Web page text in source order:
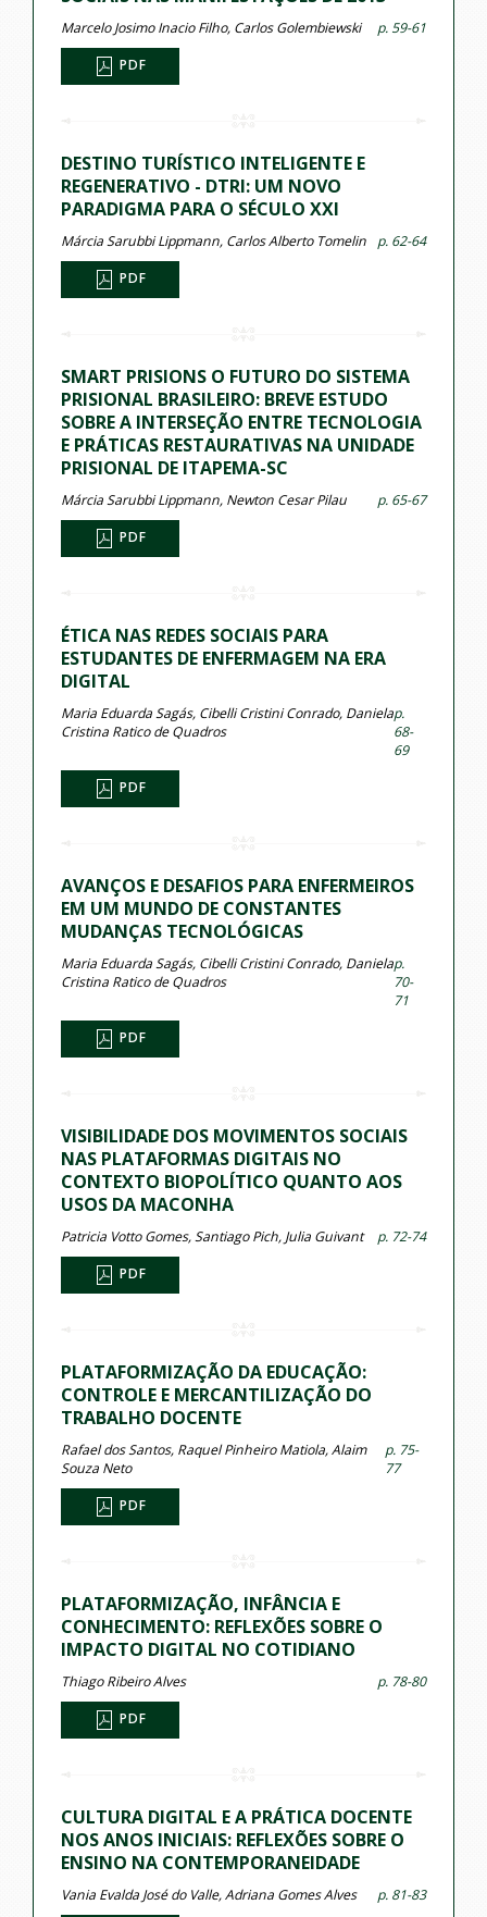
Marcelo Josimo Inacio Filho, Carlos Golembiewski p. 59-61
PDF
DESTINO TURÍSTICO INTELIGENTE E
REGENERATIVO - DTRI: UM NOVO
PARADIGMA PARA O SÉCULO XXI
Márcia Sarubbi Lippmann, Carlos Alberto Tomelin p. 62-64
PDF
SMART PRISIONS O FUTURO DO SISTEMA
PRISIONAL BRASILEIRO: BREVE ESTUDO
SOBRE A INTERSEÇÃO ENTRE TECNOLOGIA
E PRÁTICAS RESTAURATIVAS NA UNIDADE
PRISIONAL DE ITAPEMA-SC
Márcia Sarubbi Lippmann, Newton Cesar Pilau p. 65-67
PDF
ÉTICA NAS REDES SOCIAIS PARA
ESTUDANTES DE ENFERMAGEM NA ERA
DIGITAL
Maria Eduarda Sagás, Cibelli Cristini Conrado, Daniela
Cristina Ratico de Quadros
p.
68-
69
PDF
AVANÇOS E DESAFIOS PARA ENFERMEIROS
EM UM MUNDO DE CONSTANTES
MUDANÇAS TECNOLÓGICAS
Maria Eduarda Sagás, Cibelli Cristini Conrado, Daniela
Cristina Ratico de Quadros
p.
70-
71
PDF
VISIBILIDADE DOS MOVIMENTOS SOCIAIS
NAS PLATAFORMAS DIGITAIS NO
CONTEXTO BIOPOLÍTICO QUANTO AOS
USOS DA MACONHA
Patricia Votto Gomes, Santiago Pich, Julia Guivant p. 72-74
PDF
PLATAFORMIZAÇÃO DA EDUCAÇÃO:
CONTROLE E MERCANTILIZAÇÃO DO
TRABALHO DOCENTE
Rafael dos Santos, Raquel Pinheiro Matiola, Alaim
Souza Neto
p. 75-
77
PDF
PLATAFORMIZAÇÃO, INFÂNCIA E
CONHECIMENTO: REFLEXÕES SOBRE O
IMPACTO DIGITAL NO COTIDIANO
Thiago Ribeiro Alves p. 78-80
PDF
CULTURA DIGITAL E A PRÁTICA DOCENTE
NOS ANOS INICIAIS: REFLEXÕES SOBRE O
ENSINO NA CONTEMPORANEIDADE
Vania Evalda José do Valle, Adriana Gomes Alves p. 81-83